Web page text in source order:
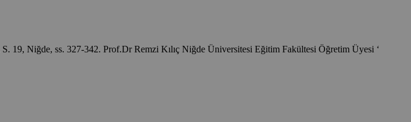
19, Niğde, ss. 327-342. Prof.Dr Remzi Kılıç Niğde Üniversitesi Eğitim Fakültesi Öğretim Üyesi ‘